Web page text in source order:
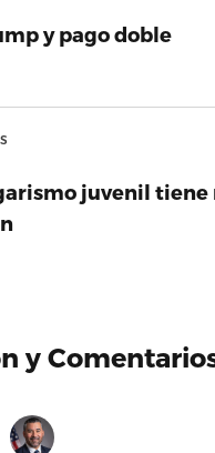
y pago doble
juvenil tiene
y